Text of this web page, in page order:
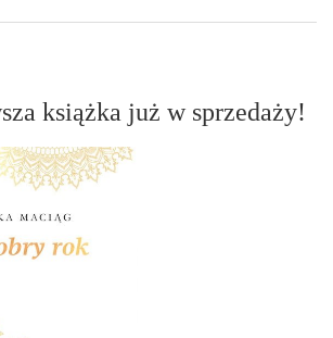
książka już w sprzedaży!